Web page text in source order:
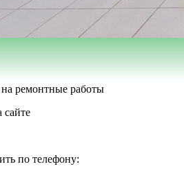
на ремонтные работы
сайте
по телефону: